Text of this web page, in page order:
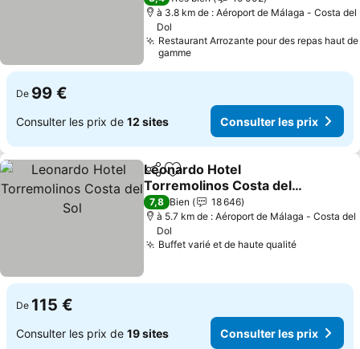
à 3.8 km de : Aéroport de Málaga - Costa del
Dol
Restaurant Arrozante pour des repas haut de
gamme
De 99 €
Consulter les prix de 12 sites Consulter les prix
PartagerAjouter à mes favoris
Leonardo Hotel
Torremolinos Costa del
Sol
7,8 Bien
18 646
à 5.7 km de : Aéroport de Málaga - Costa del
Dol
Buffet varié et de haute qualité
De 115 €
Consulter les prix de 19 sites Consulter les prix